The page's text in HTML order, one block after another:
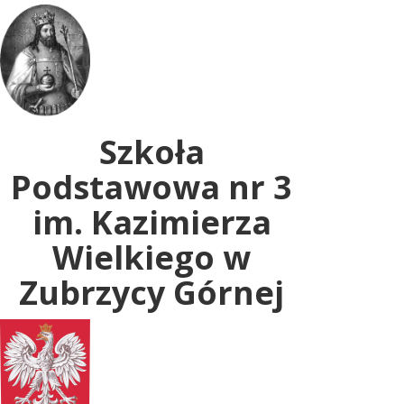
Uwaga:
ta
witryna
zawiera
system
dostępności.
Szkoła
Podstawowa nr 3
im. Kazimierza
Wielkiego w
Zubrzycy Górnej